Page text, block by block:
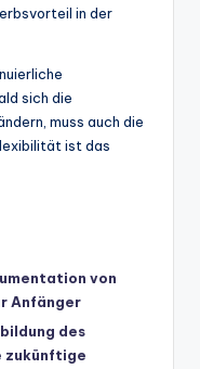
in der
sich die
muss auch die
ist das
von
Anfänger
des
zukünftige